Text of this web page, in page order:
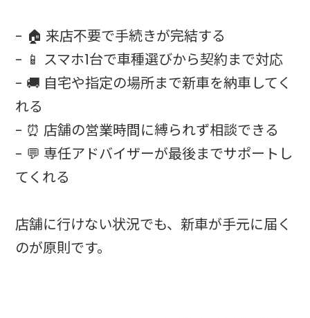
- 🏠 来店不要で手続きが完結する
- 📱 スマホ1台で車種選びから契約まで対応
- 🚚 自宅や指定の場所まで新車を納車してく
れる
- ⏰ 店舗の営業時間に縛られず相談できる
- 💬 専任アドバイザーが最後までサポートし
てくれる
店舗に行けない状況でも、新車が手元に届く
のが原則です。